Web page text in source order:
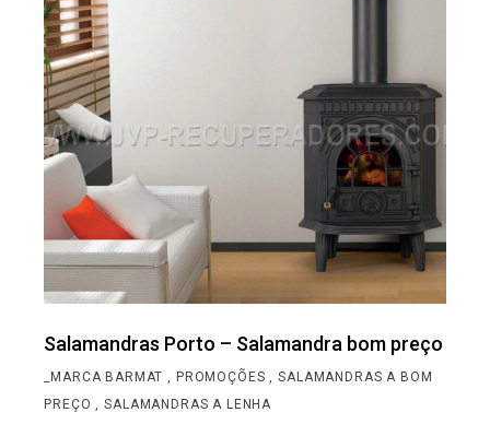
Salamandras Porto – Salamandra bom preço
_MARCA BARMAT PROMOÇÕES
SALAMANDRAS A BOM
PREÇO
SALAMANDRAS A LENHA